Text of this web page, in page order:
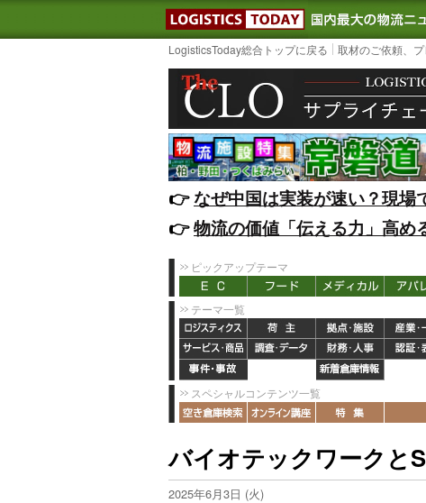
LOGISTICS
LogisticsToday総合トップに戻る 取材のご依頼、
👉️なぜ中国は実装が速い？現場
👉️物流の価値「伝える力」高め
ピックアップテーマ
テーマ一覧
スペシャルコンテンツ一覧
バイオテックワークと
2025年6月3日 (火)